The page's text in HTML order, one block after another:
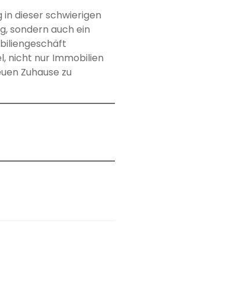
dieser schwierigen
sondern auch ein
nicht nur Immobilien
Zuhause zu